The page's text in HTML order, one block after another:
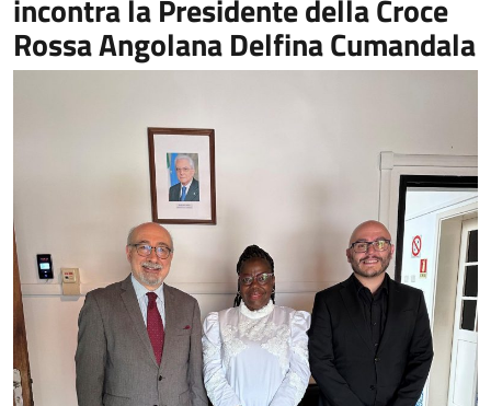
incontra la Presidente della Croce
Rossa Angolana Delfina Cumandala